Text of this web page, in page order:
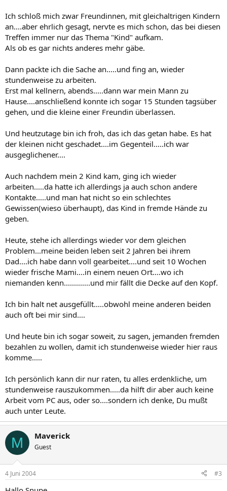
Ich schloß mich zwar Freundinnen, mit gleichaltrigen Kindern
an....aber ehrlich gesagt, nervte es mich schon, das bei diesen
Treffen immer nur das Thema "Kind" aufkam.
Als ob es gar nichts anderes mehr gäbe.
Dann packte ich die Sache an.....und fing an, wieder
stundenweise zu arbeiten.
Erst mal kellnern, abends.....dann war mein Mann zu
Hause....anschließend konnte ich sogar 15 Stunden tagsüber
gehen, und die kleine einer Freundin überlassen.
Und heutzutage bin ich froh, das ich das getan habe. Es hat
der kleinen nicht geschadet....im Gegenteil.....ich war
ausgeglichener....
Auch nachdem mein 2 Kind kam, ging ich wieder
arbeiten.....da hatte ich allerdings ja auch schon andere
Kontakte.....und man hat nicht so ein schlechtes
Gewissen(wieso überhaupt), das Kind in fremde Hände zu
geben.
Heute, stehe ich allerdings wieder vor dem gleichen
Problem...meine beiden leben seit 2 Jahren bei ihrem
Dad....ich habe dann voll gearbeitet....und seit 10 Wochen
wieder frische Mami....in einem neuen Ort....wo ich
niemanden kenn.............und mir fällt die Decke auf den Kopf.
Ich bin halt net ausgefüllt.....obwohl meine anderen beiden
auch oft bei mir sind....
Und heute bin ich sogar soweit, zu sagen, jemanden fremden
bezahlen zu wollen, damit ich stundenweise wieder hier raus
komme.....
Ich persönlich kann dir nur raten, tu alles erdenkliche, um
stundenweise rauszukommen.....da hilft dir aber auch keine
Arbeit vom PC aus, oder so....sondern ich denke, Du mußt
auch unter Leute.
M Maverick
Guest
4 Juni 2004 #3